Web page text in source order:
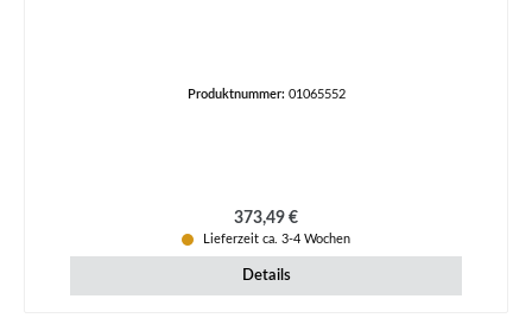
Produktnummer: 01065552
Regulärer Preis:
373,49 €
Lieferzeit ca. 3-4 Wochen
Details